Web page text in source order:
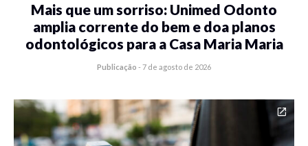
Mais que um sorriso: Unimed Odonto
amplia corrente do bem e doa planos
odontológicos para a Casa Maria Maria
Publicação - 7 de agosto de 2026